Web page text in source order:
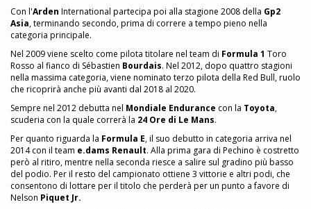
Con l'Arden International partecipa poi alla stagione 2008 della Gp2
Asia, terminando secondo, prima di correre a tempo pieno nella
categoria principale.
Nel 2009 viene scelto come pilota titolare nel team di Formula 1 Toro
Rosso al fianco di Sébastien Bourdais. Nel 2012, dopo quattro stagioni
nella massima categoria, viene nominato terzo pilota della Red Bull, ruolo
che ricoprirà anche più avanti dal 2018 al 2020.
Sempre nel 2012 debutta nel Mondiale Endurance con la Toyota,
scuderia con la quale correrà la 24 Ore di Le Mans.
Per quanto riguarda la Formula E, il suo debutto in categoria arriva nel
2014 con il team e.dams Renault. Alla prima gara di Pechino è costretto
però al ritiro, mentre nella seconda riesce a salire sul gradino più basso
del podio. Per il resto del campionato ottiene 3 vittorie e altri podi, che
consentono di lottare per il titolo che perderà per un punto a favore di
Nelson Piquet Jr.